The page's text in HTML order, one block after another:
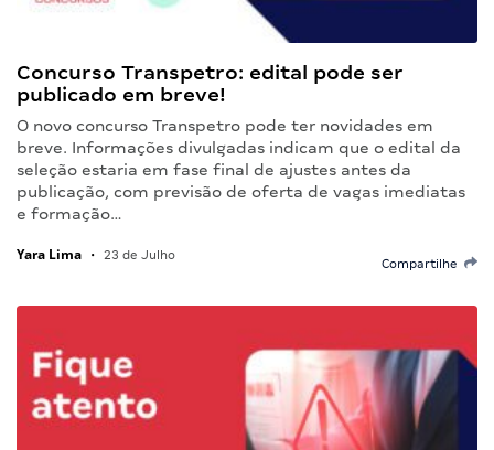
Concurso Transpetro: edital pode ser
publicado em breve!
O novo concurso Transpetro pode ter novidades em
breve. Informações divulgadas indicam que o edital da
seleção estaria em fase final de ajustes antes da
publicação, com previsão de oferta de vagas imediatas
e formação…
Yara Lima • 23 de Julho
Compartilhe